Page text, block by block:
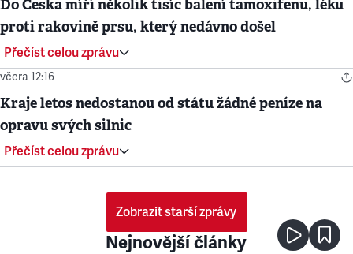
Do Česka míří několik tisíc balení tamoxifenu, léku
proti rakovině prsu, který nedávno došel
Přečíst celou zprávu
včera 12:16
Kraje letos nedostanou od státu žádné peníze na
opravu svých silnic
Přečíst celou zprávu
Zobrazit starší zprávy
Nejnovější články